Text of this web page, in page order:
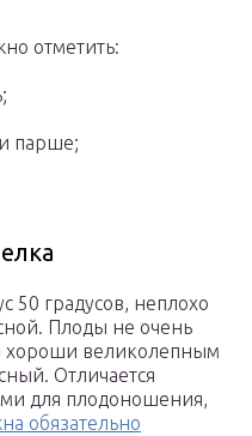
отметить:
парше;
50 градусов, неплохо
Плоды не очень
хороши великолепным
Отличается
для плодоношения,
обязательно